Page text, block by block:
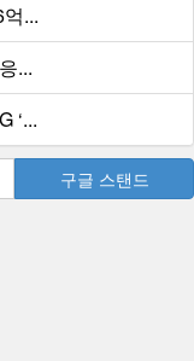
...
...
‘...
구글 스탠드